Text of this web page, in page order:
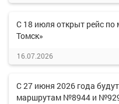
С 18 июля открыт рейс
Томск»
16.07.2026
С 27 июня 2026 года
маршрутам №8944 и